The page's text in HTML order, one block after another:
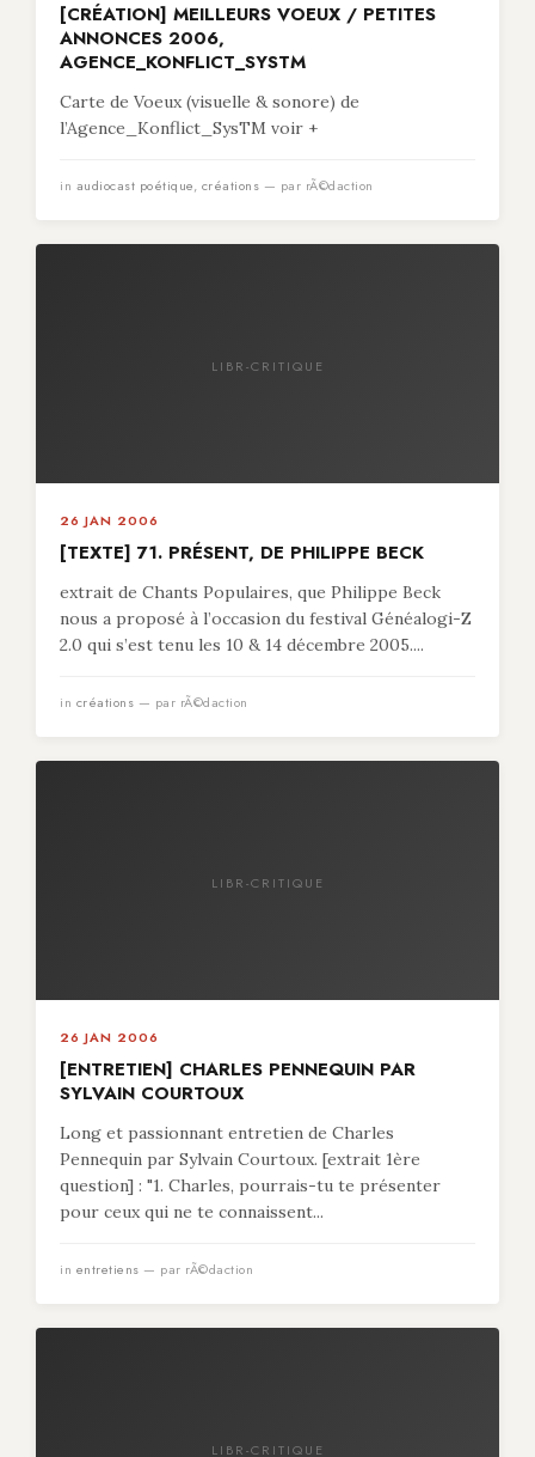
[CRÉATION] MEILLEURS VOEUX / PETITES
ANNONCES 2006,
AGENCE_KONFLICT_SYSTM
Carte de Voeux (visuelle & sonore) de
l’Agence_Konflict_SysTM voir +
in audiocast poétique, créations — par rÃ©daction
LIBR-CRITIQUE
26 JAN 2006
[TEXTE] 71. PRÉSENT, DE PHILIPPE BECK
extrait de Chants Populaires, que Philippe Beck
nous a proposé à l’occasion du festival Généalogi-Z
2.0 qui s’est tenu les 10 & 14 décembre 2005....
in créations — par rÃ©daction
LIBR-CRITIQUE
26 JAN 2006
[ENTRETIEN] CHARLES PENNEQUIN PAR
SYLVAIN COURTOUX
Long et passionnant entretien de Charles
Pennequin par Sylvain Courtoux. [extrait 1ère
question] : "1. Charles, pourrais-tu te présenter
pour ceux qui ne te connaissent...
in entretiens — par rÃ©daction
LIBR-CRITIQUE